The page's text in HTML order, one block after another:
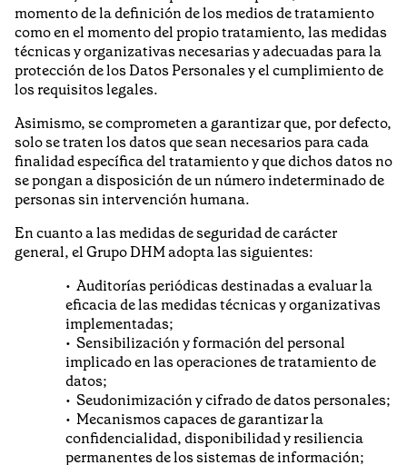
momento de la definición de los medios de tratamiento
como en el momento del propio tratamiento, las medidas
técnicas y organizativas necesarias y adecuadas para la
protección de los Datos Personales y el cumplimiento de
los requisitos legales.
Asimismo, se comprometen a garantizar que, por defecto,
solo se traten los datos que sean necesarios para cada
finalidad específica del tratamiento y que dichos datos no
se pongan a disposición de un número indeterminado de
personas sin intervención humana.
En cuanto a las medidas de seguridad de carácter
general, el Grupo DHM adopta las siguientes:
Auditorías periódicas destinadas a evaluar la
eficacia de las medidas técnicas y organizativas
implementadas;
Sensibilización y formación del personal
implicado en las operaciones de tratamiento de
datos;
Seudonimización y cifrado de datos personales;
Mecanismos capaces de garantizar la
confidencialidad, disponibilidad y resiliencia
permanentes de los sistemas de información;